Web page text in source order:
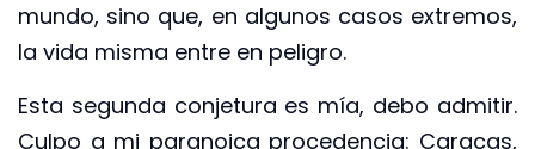
mundo, sino que, en algunos casos extremos,
la vida misma entre en peligro.
Esta segunda conjetura es mía, debo admitir.
Culpo a mi paranoica procedencia: Caracas,